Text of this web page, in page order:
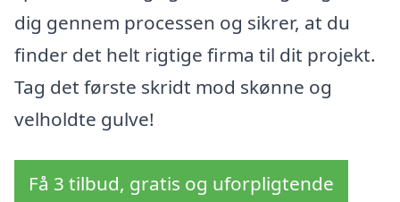
dig gennem processen og sikrer, at du
finder det helt rigtige firma til dit projekt.
Tag det første skridt mod skønne og
velholdte gulve!
Få 3 tilbud, gratis og uforpligtende